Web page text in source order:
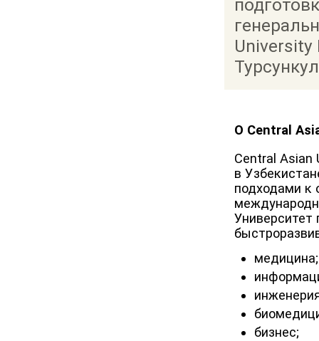
О Central
Central Asian
в
подходами к
Университет
медицина;
бизнес;